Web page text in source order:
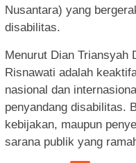
Nusantara) yang
disabilitas.
Menurut Dian Triansyah
Risnawati adalah
nasional dan
penyandang disabilitas.
kebijakan, maupun
sarana publik yang